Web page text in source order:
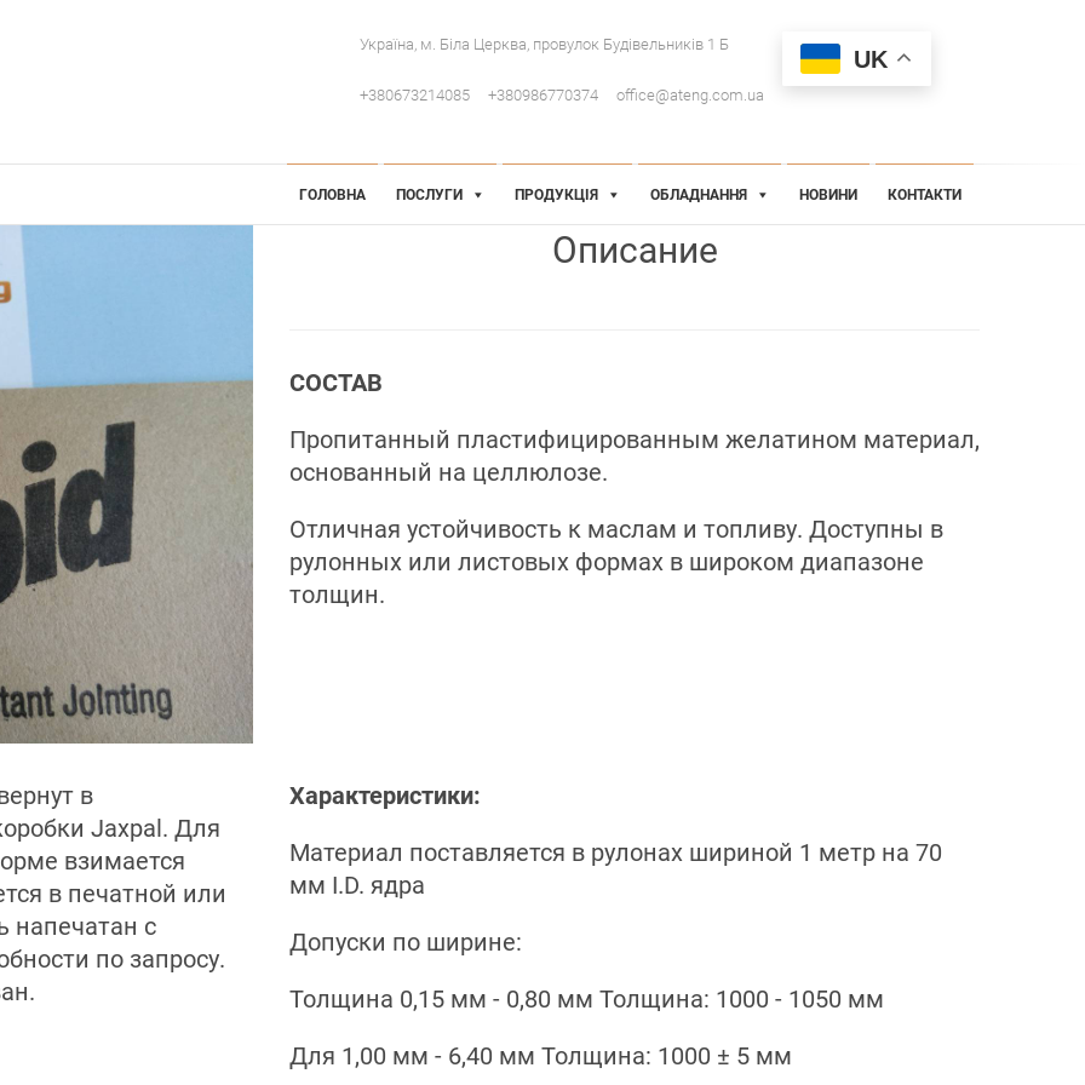
UK
Україна, м. Біла Церква, провулок Будівельників 1 Б
+380673214085 +380986770374 office@ateng.com.ua
ГОЛОВНА ПОСЛУГИ ПРОДУКЦІЯ ОБЛАДНАННЯ НОВИНИ КОНТАКТИ
Описание
СОСТАВ
Пропитанный пластифицированным желатином материал,
основанный на целлюлозе.
Отличная устойчивость к маслам и топливу. Доступны в
рулонных или листовых формах в широком диапазоне
толщин.
в
Jaxpal. Для
взимается
в печатной или
напечатан с
по запросу.
Характеристики:
Материал поставляется в рулонах шириной 1 метр на 70
мм I.D. ядра
Допуски по ширине:
Толщина 0,15 мм - 0,80 мм Толщина: 1000 - 1050 мм
Для 1,00 мм - 6,40 мм Толщина: 1000 ± 5 мм